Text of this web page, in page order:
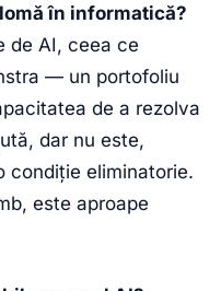
în informatică?
de AI, ceea ce
— un portofoliu
de a rezolva
dar nu este,
condiție eliminatorie.
este aproape